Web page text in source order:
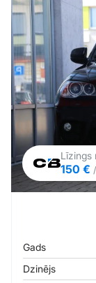
Līzings
150 €
Gads
Dzinējs